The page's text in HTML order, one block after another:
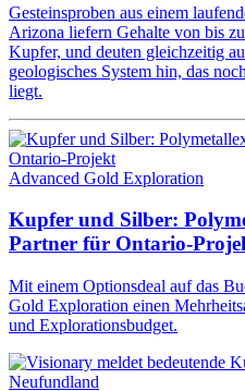
Gesteinsproben aus einem
Arizona liefern Gehalte von bis
Kupfer, und deuten gleichzeitig
geologisches System hin, das
liegt.
Advanced Gold Exploration
Kupfer und Silber:
Partner für Ontario-
Mit einem Optionsdeal auf das
Gold Exploration einen
und Explorationsbudget.